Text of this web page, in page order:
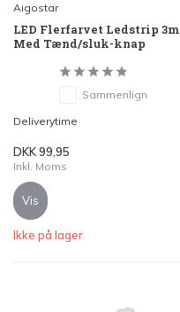
Aigostar
LED Flerfarvet Ledstrip 3m
Med Tænd/sluk-knap
Sammenlign
Deliverytime
DKK 99,95
Inkl. Moms
Vis
Ikke på lager